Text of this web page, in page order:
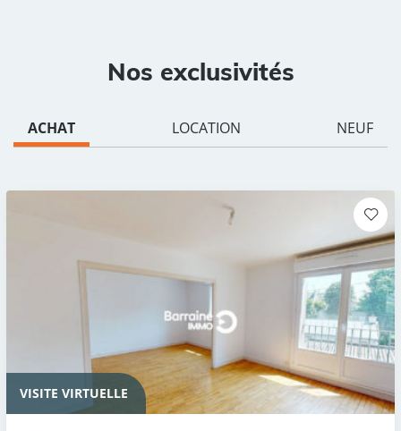
Nos exclusivités
ACHAT LOCATION NEUF
VISITE VIRTUELLE